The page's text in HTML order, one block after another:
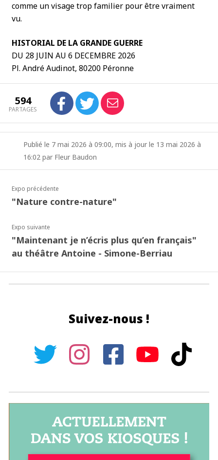
comme un visage trop familier pour être vraiment
vu.
HISTORIAL DE LA GRANDE GUERRE
DU 28 JUIN AU 6 DECEMBRE 2026
Pl. André Audinot, 80200 Péronne
594
PARTAGES
Publié le 7 mai 2026 à 09:00, mis à jour le 13 mai 2026 à
16:02 par Fleur Baudon
Expo précédente
"Nature contre-nature"
Expo suivante
"Maintenant je n’écris plus qu’en français"
au théâtre Antoine - Simone-Berriau
Suivez-nous !